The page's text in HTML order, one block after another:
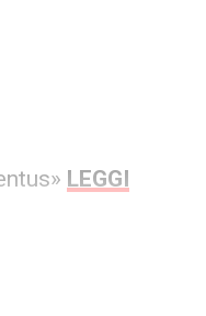
LEGGI